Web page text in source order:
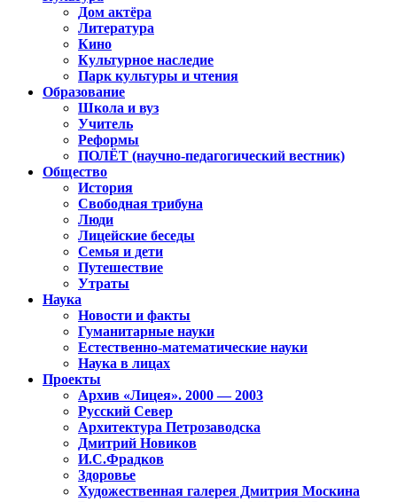
Дом актёра
Литература
Кино
Культурное наследие
Парк культуры и чтения
Образование
Школа и вуз
Учитель
Реформы
ПОЛЁТ (научно-педагогический вестник)
Общество
История
Свободная трибуна
Люди
Лицейские беседы
Семья и дети
Путешествие
Утраты
Наука
Новости и факты
Гуманитарные науки
Естественно-математические науки
Наука в лицах
Проекты
Архив «Лицея». 2000 — 2003
Русский Север
Архитектура Петрозаводска
Дмитрий Новиков
И.С.Фрадков
Здоровье
Художественная галерея Дмитрия Москина